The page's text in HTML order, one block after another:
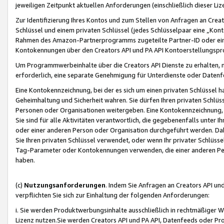
jeweiligen Zeitpunkt aktuellen Anforderungen (einschließlich dieser
Zur Identifizierung Ihres Kontos und zum Stellen von Anfragen an
Schlüssel und einem privaten Schlüssel (jedes Schlüsselpaar eine
Rahmen des Amazon-Partnerprogramms zugeteilte Partner-ID oder
Kontokennungen über den Creators API und PA API
Um Programmwerbeinhalte über die Creators API Dienste zu
erforderlich, eine separate Genehmigung für Unterdienste oder
Eine Kontokennzeichnung, bei der es sich um einen privaten
Geheimhaltung und Sicherheit wahren. Sie dürfen Ihren privaten
Personen oder Organisationen weitergeben. Eine
Sie sind für alle Aktivitäten verantwortlich, die gegebenenfalls unter
oder einer anderen Person oder Organisation durchgeführt werden.
Sie Ihren privaten Schlüssel verwendet, oder wenn Ihr privater
Tag-Parameter oder Kontokennungen verwenden, die einer anderen
haben.
(c) Nutzungsanforderungen. Indem Sie Anfragen an Creators API
verpflichten Sie sich zur Einhaltung der folgenden Anforderungen:
i. Sie werden Produktwerbungsinhalte ausschließlich in rechtmäßiger
Lizenz nutzen.Sie werden Creators API und PA API, Datenfeeds oder